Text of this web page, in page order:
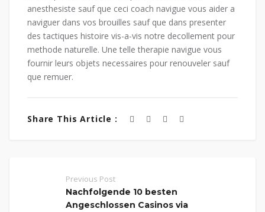
anesthesiste sauf que ceci coach navigue vous aider a
naviguer dans vos brouilles sauf que dans presenter
des tactiques histoire vis-a-vis notre decollement pour
methode naturelle. Une telle therapie navigue vous
fournir leurs objets necessaires pour renouveler sauf
que remuer.
Share This Article :
Previous Post
Nachfolgende 10 besten
Angeschlossen Casinos via